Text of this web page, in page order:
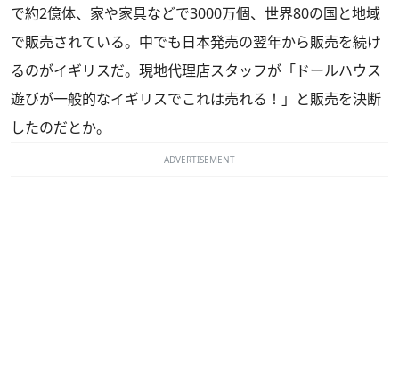
で約2億体、家や家具などで3000万個、世界80の国と地域
で販売されている。中でも日本発売の翌年から販売を続け
るのがイギリスだ。現地代理店スタッフが「ドールハウス
遊びが一般的なイギリスでこれは売れる！」と販売を決断
したのだとか。
ADVERTISEMENT